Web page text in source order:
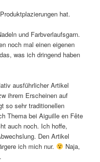
hat.
und Farbverlaufsgarn.
noch mal einen eigenen
was ich dringend haben
ausführlicher Artikel
ihrem Erscheinen auf
so sehr traditionellen
Thema bei Aiguille en Fête
auch noch. Ich hoffe,
Den Artikel
ich mich nur.
Naja,